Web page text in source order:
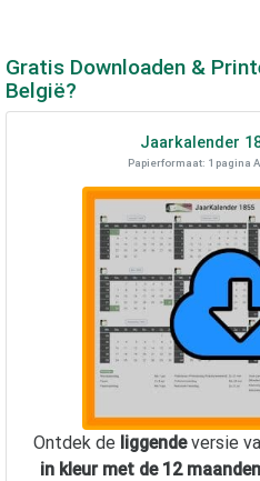
Gratis Downloaden &
België?
Jaarkalender
Papierformaat: 1 pagina
Ontdek de liggendeversie
in kleur met de 12